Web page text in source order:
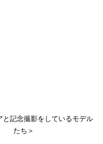
と記念撮影をしているモデル
たち＞